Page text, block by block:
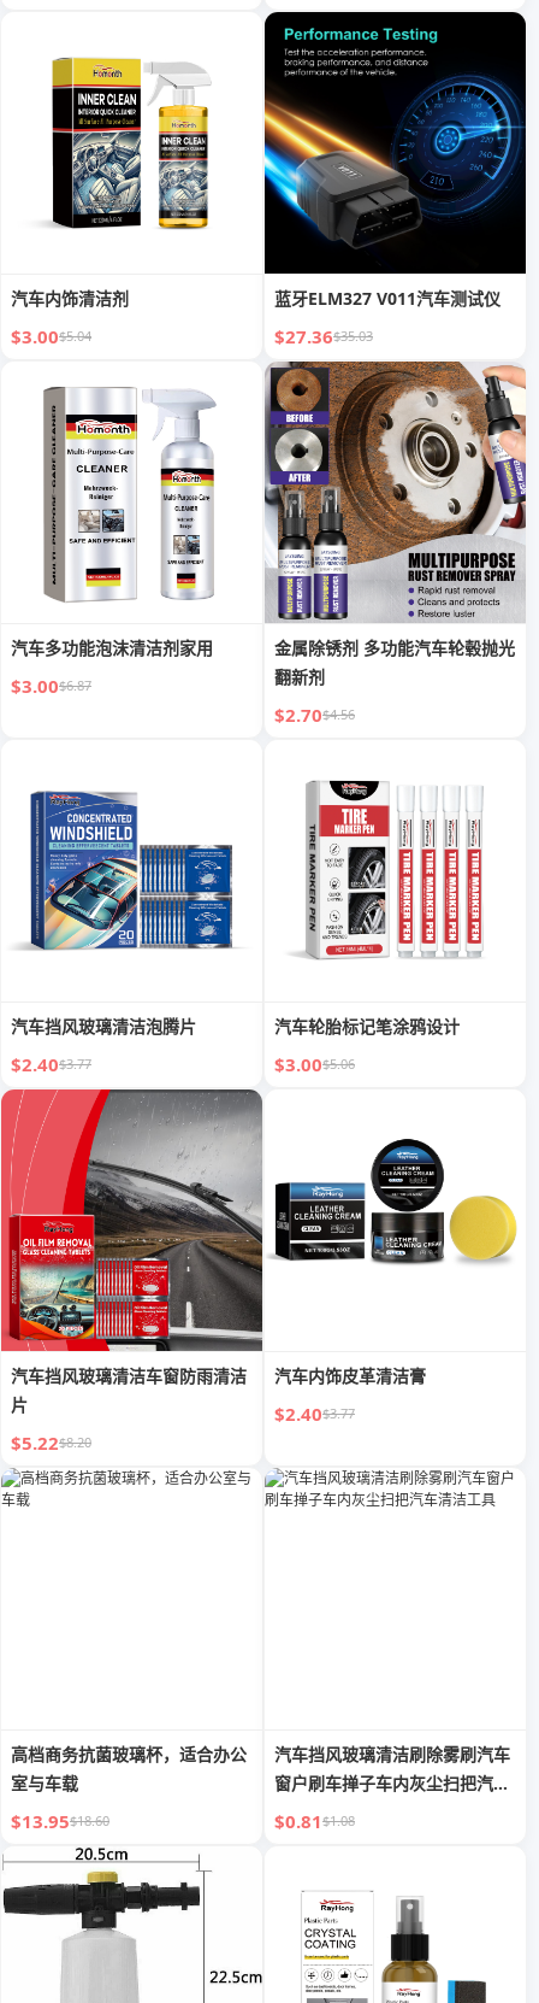
汽车内饰清洁剂
$3.00$5.04
蓝牙ELM327 V011汽车测试仪
$27.36$35.03
汽车多功能泡沫清洁剂家用
$3.00$6.87
金属除锈剂 多功能汽车轮毂抛光
翻新剂
$2.70$4.56
汽车挡风玻璃清洁泡腾片
$2.40$3.77
汽车轮胎标记笔涂鸦设计
$3.00$5.06
汽车挡风玻璃清洁车窗防雨清洁
片
$5.22$8.20
汽车内饰皮革清洁膏
$2.40$3.77
高档商务抗菌玻璃杯，适合办公
室与车载
$13.95$18.60
汽车挡风玻璃清洁刷除雾刷汽车
窗户刷车掸子车内灰尘扫把汽车
清洁工具
$0.81$1.08